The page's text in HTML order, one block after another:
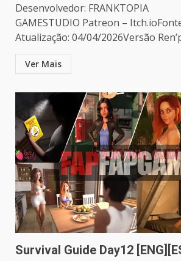
Desenvolvedor: FRANKTOPIA
GAMESTUDIO Patreon –
Atualização: 04/04/2026Versão
Ver Mais
Survival Guide Day12